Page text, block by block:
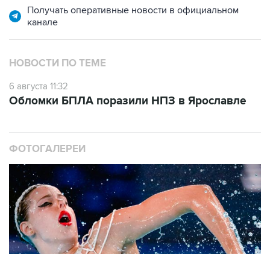
Получать оперативные новости в официальном
канале
НОВОСТИ ПО ТЕМЕ
6 августа 11:32
Обломки БПЛА поразили НПЗ в Ярославле
ФОТОГАЛЕРЕИ